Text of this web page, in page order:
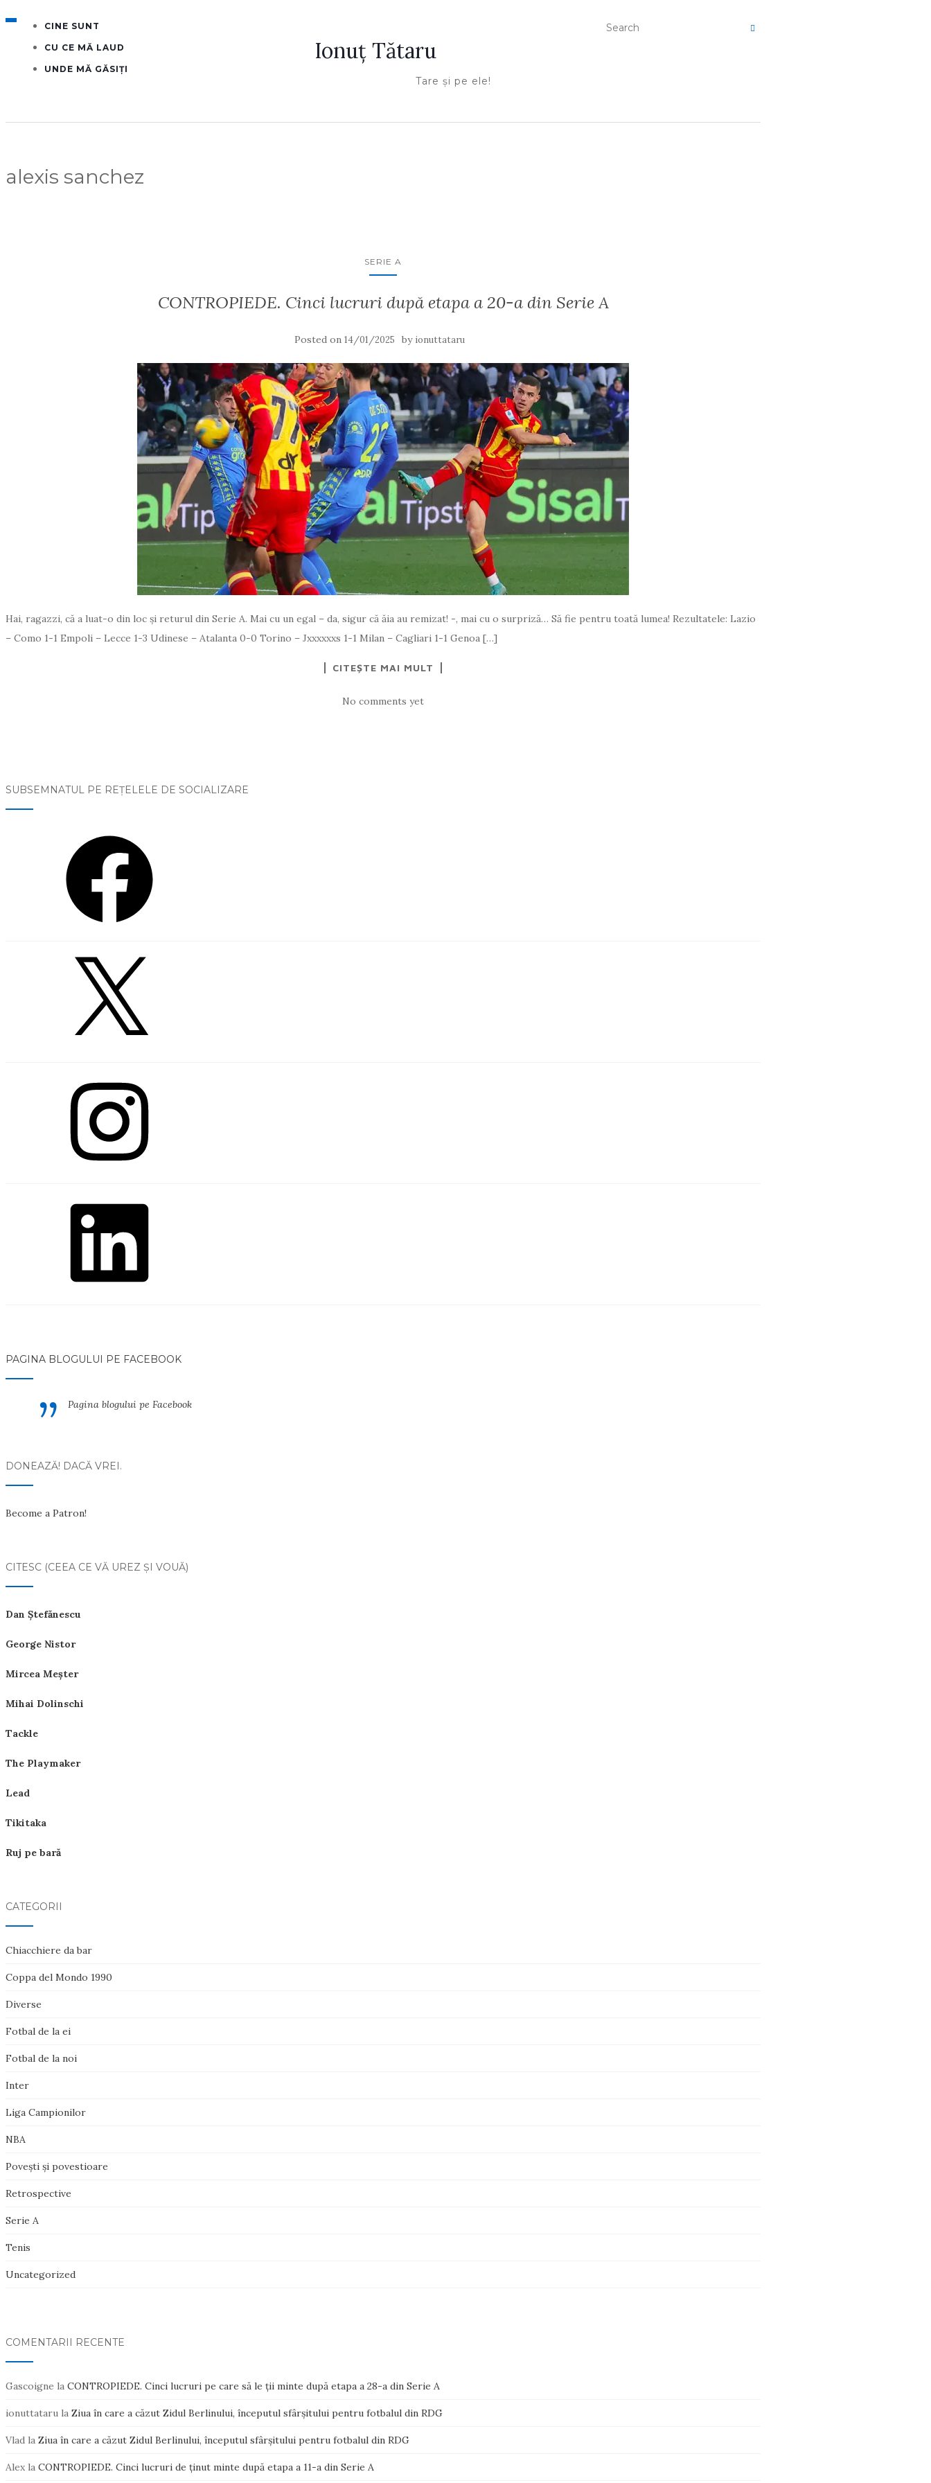
T
N
CINE SUNT
CU CE MĂ LAUD
UNDE MĂ GĂSIŢI
Ionuţ Tătaru
Tare şi pe ele!
alexis sanchez
SERIE A
CONTROPIEDE. Cinci lucruri după etapa a 20-a din Serie A
Posted on 14/01/2025 by ionuttataru
Hai, ragazzi, că a luat-o din loc și returul din Serie A. Mai cu un egal – da, sigur că ăia au remizat! -, mai cu o surpriză… Să fie pentru toată lumea! Rezultatele: Lazio
– Como 1-1 Empoli – Lecce 1-3 Udinese – Atalanta 0-0 Torino – Jxxxxxxs 1-1 Milan – Cagliari 1-1 Genoa […]
CITEȘTE MAI MULT
No comments yet
SUBSEMNATUL PE REŢELELE DE SOCIALIZARE
PAGINA BLOGULUI PE FACEBOOK
Pagina blogului pe Facebook
DONEAZĂ! DACĂ VREI.
Become a Patron!
CITESC (CEEA CE VĂ UREZ ŞI VOUĂ)
Dan Ştefănescu
George Nistor
Mircea Meşter
Mihai Dolinschi
Tackle
The Playmaker
Lead
Tikitaka
Ruj pe bară
CATEGORII
Chiacchiere da bar
Coppa del Mondo 1990
Diverse
Fotbal de la ei
Fotbal de la noi
Inter
Liga Campionilor
NBA
Poveşti şi povestioare
Retrospective
Serie A
Tenis
Uncategorized
COMENTARII RECENTE
Gascoigne la CONTROPIEDE. Cinci lucruri pe care să le ții minte după etapa a 28-a din Serie A
ionuttataru la Ziua în care a căzut Zidul Berlinului, începutul sfârșitului pentru fotbalul din RDG
Vlad la Ziua în care a căzut Zidul Berlinului, începutul sfârșitului pentru fotbalul din RDG
Alex la CONTROPIEDE. Cinci lucruri de ținut minte după etapa a 11-a din Serie A